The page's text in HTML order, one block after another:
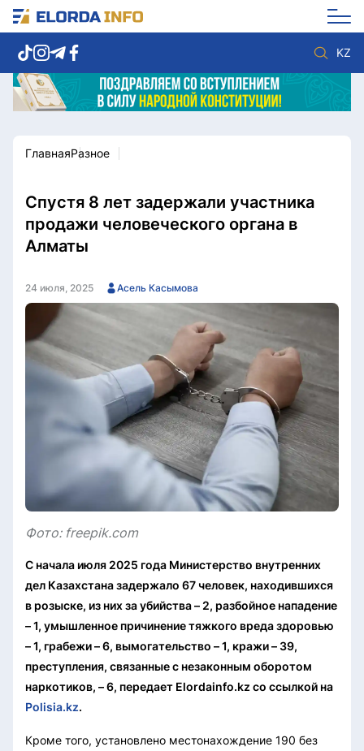
KZ
Новости столицы
Спорт
Культура
Разное
Мнение
Видео
Мир
Послание
ГлавнаяРазное
Спустя 8 лет задержали участника
продажи человеческого органа в
Алматы
24 июля, 2025 Асель Касымова
Фото: freepik.com
С начала июля 2025 года Министерство внутренних
дел Казахстана задержало 67 человек, находившихся
в розыске, из них за убийства – 2, ⁠разбойное нападение
– 1, умышленное причинение тяжкого вреда здоровью
– 1, грабежи – 6, вымогательство – 1, кражи – 39,
преступления, связанные с незаконным оборотом
наркотиков, – 6, передает Elordainfo.kz со ссылкой на
Polisia.kz.
Кроме того, установлено местонахождение 190 без